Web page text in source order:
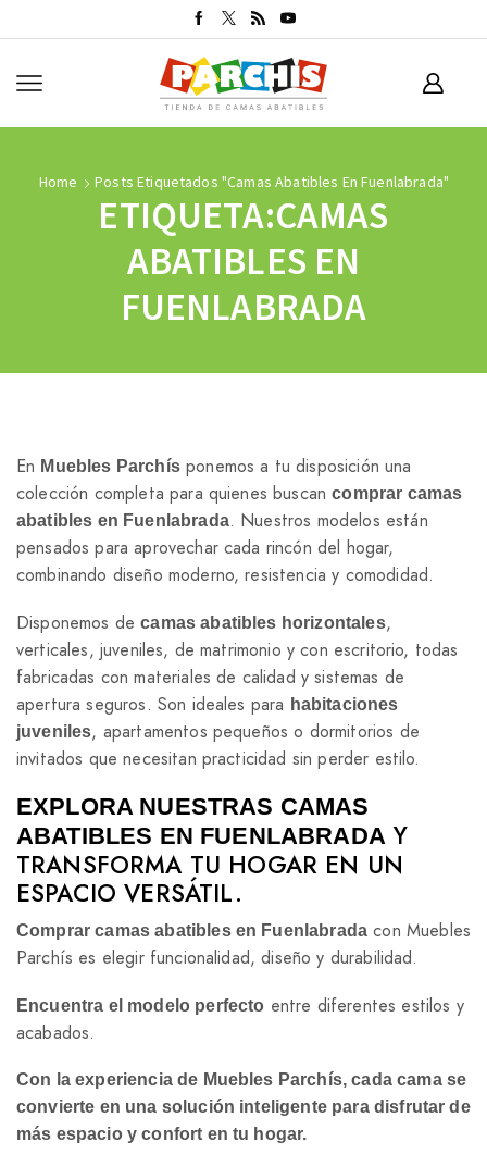
Home Posts Etiquetados "camas Abatibles En Fuenlabrada"
ETIQUETA:CAMAS
ABATIBLES EN
FUENLABRADA
En Muebles Parchísponemos a tu disposición una
colección completa para quienes buscancomprar camas
abatibles en Fuenlabrada. Nuestros modelos están
pensados para aprovechar cada rincón del hogar,
combinando diseño moderno, resistencia y comodidad.
Disponemos decamas abatibles horizontales,
verticales, juveniles, de matrimonio y con escritorio, todas
fabricadas con materiales de calidad y sistemas de
apertura seguros. Son ideales para habitaciones
juveniles, apartamentos pequeños o dormitorios de
invitados que necesitan practicidad sin perder estilo.
EXPLORA NUESTRAS CAMAS
ABATIBLES EN FUENLABRADAY
TRANSFORMA TU HOGAR EN UN
ESPACIO VERSÁTIL.
Comprar camas abatibles en Fuenlabrada con Muebles
Parchís es elegir funcionalidad, diseño y durabilidad.
Encuentra el modelo perfecto entre diferentes estilos y
acabados.
Con la experiencia de Muebles Parchís, cada cama se
convierte en una solución inteligente para disfrutar de
más espacio y confort en tu hogar.